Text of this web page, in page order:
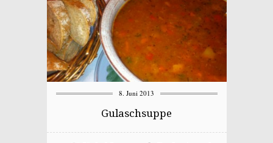
8. Juni 2013
Gulaschsuppe